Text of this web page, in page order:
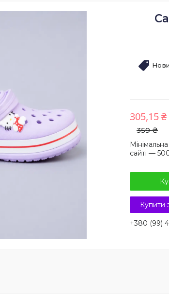
359 ₴
305,15 ₴
сайті —
Купити
+380 (99)